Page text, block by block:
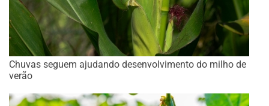
Chuvas seguem ajudando desenvolvimento do milho de
verão